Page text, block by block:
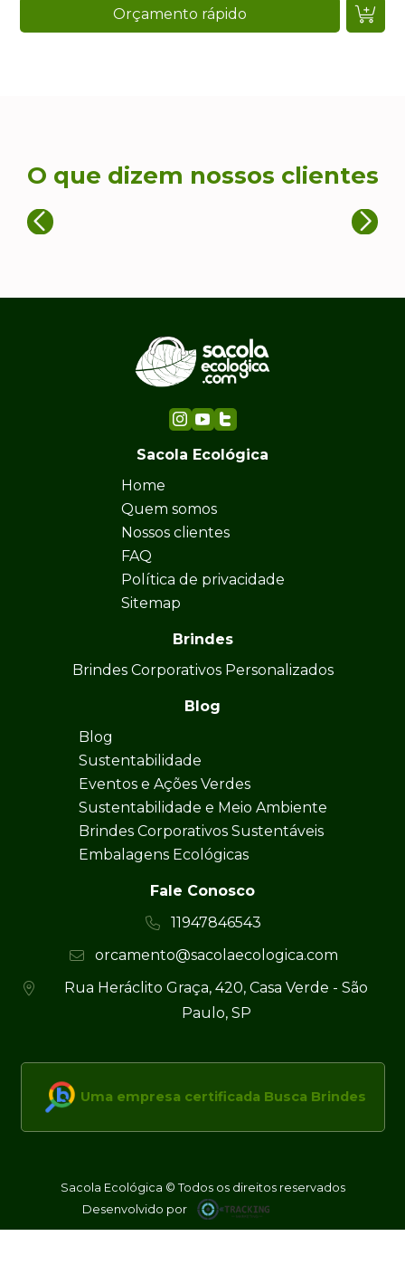
Orçamento rápido
O que dizem nossos clientes
Sacola Ecológica
Home
Quem somos
Nossos clientes
FAQ
Política de privacidade
Sitemap
Brindes
Brindes Corporativos Personalizados
Blog
Blog
Sustentabilidade
Eventos e Ações Verdes
Sustentabilidade e Meio Ambiente
Brindes Corporativos Sustentáveis
Embalagens Ecológicas
Fale Conosco
11947846543
orcamento@sacolaecologica.com
Rua Heráclito Graça, 420, Casa Verde - São
Paulo, SP
Uma empresa certificada Busca Brindes
Sacola Ecológica © Todos os direitos reservados
Desenvolvido por